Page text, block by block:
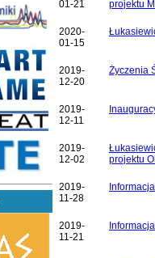
01-21
projektu
2020-
01-15
2019-
12-20
Życzenia
2019-
12-11
2019-
12-02
projektu
2019-
11-28
2019-
11-21